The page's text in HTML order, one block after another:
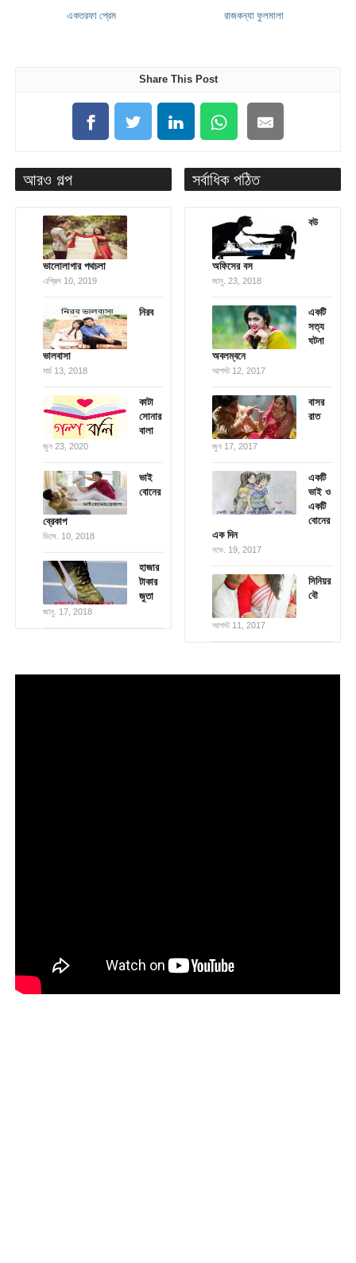
একতরফা প্রেম রাজকন্যা ফুলমালা
Share This Post
আরও গল্প
ভালোলাগার পথচলা
এপ্রিল 10, 2019
নিরব
ভালবাসা
মার্চ 13, 2018
কাটা
সোনার
বালা
জুন 23, 2020
ভাই
বোনের
ব্রেকাপ
ডিসে. 10, 2018
হাজার
টাকার
জুতা
জানু. 17, 2018
সর্বাধিক পঠিত
বউ
অফিসের বস
জানু. 23, 2018
একটি
সত্য
ঘটনা
অবলম্বনে
আগস্ট 12, 2017
বাসর
রাত
জুন 17, 2017
একটি
ভাই ও
একটি
বোনের
এক দিন
নভে. 19, 2017
সিনিয়র
বৌ
আগস্ট 11, 2017